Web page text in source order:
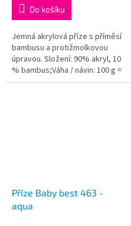
Do košíku
Jemná akrylová příze s příměsí
bambusu a protižmolkovou
úpravou. Složení: 90% akryl, 10
% bambus;Váha / návin: 100 g =
240 m;Doporučená velikost
Příze Baby best 463 -
aqua